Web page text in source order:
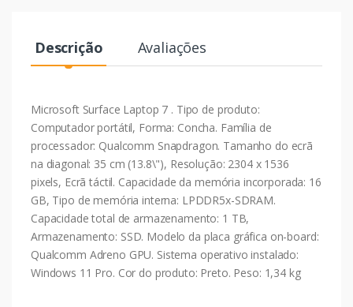
Descrição Avaliações
Microsoft Surface Laptop 7 . Tipo de produto:
Computador portátil, Forma: Concha. Família de
processador: Qualcomm Snapdragon. Tamanho do ecrã
na diagonal: 35 cm (13.8\"), Resolução: 2304 x 1536
pixels, Ecrã táctil. Capacidade da memória incorporada: 16
GB, Tipo de memória interna: LPDDR5x-SDRAM.
Capacidade total de armazenamento: 1 TB,
Armazenamento: SSD. Modelo da placa gráfica on-board:
Qualcomm Adreno GPU. Sistema operativo instalado:
Windows 11 Pro. Cor do produto: Preto. Peso: 1,34 kg